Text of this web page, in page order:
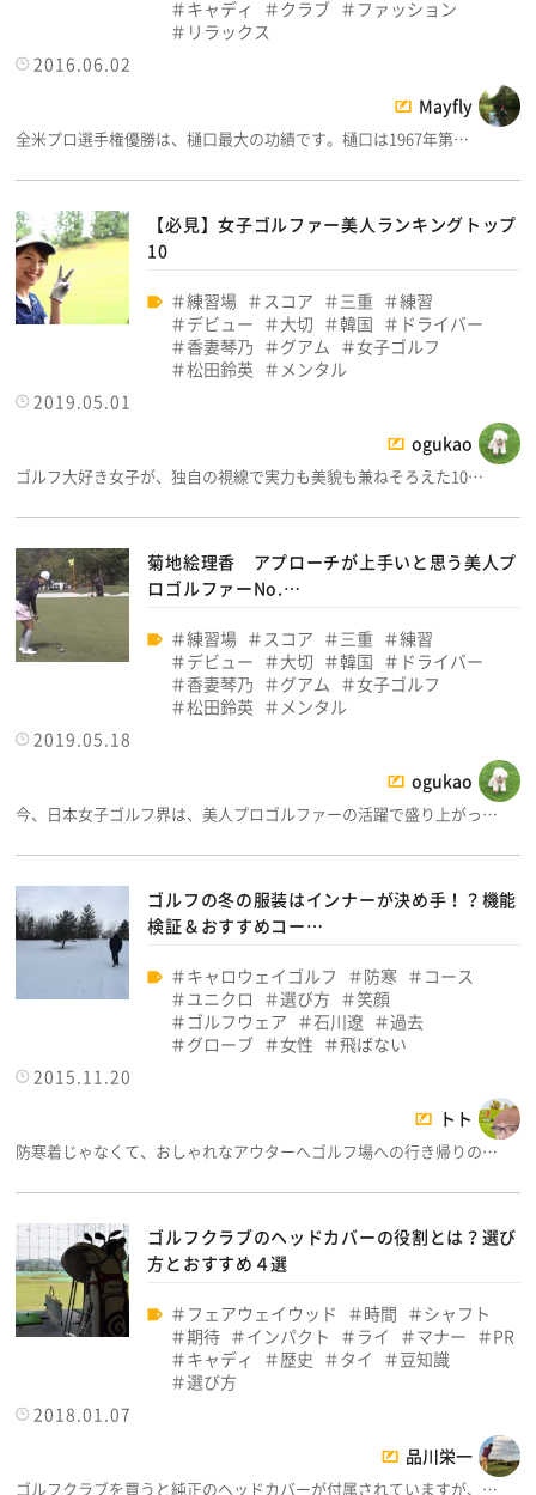
キャディ クラブ
ファッション
リラックス
2016.06.02
Mayfly
全米プロ選手権優勝は、樋口最大の功績です。樋口は1967年第…
【必見】女子ゴルファー美人ランキングトップ
10
練習場 スコア 三重
練習
デビュー
大切 韓国
ドライバー
香妻琴乃
グアム
女子ゴルフ
松田鈴英
メンタル
2019.05.01
ogukao
ゴルフ大好き女子が、独自の視線で実力も美貌も兼ねそろえた10…
菊地絵理香 アプローチが上手いと思う美人プ
ロゴルファーNo.…
練習場 スコア 三重
練習
デビュー
大切 韓国
ドライバー
香妻琴乃
グアム
女子ゴルフ
松田鈴英
メンタル
2019.05.18
ogukao
今、日本女子ゴルフ界は、美人プロゴルファーの活躍で盛り上がっ…
ゴルフの冬の服装はインナーが決め手！？機能
検証＆おすすめコー…
キャロウェイゴルフ 防寒
コース
ユニクロ
選び方
笑顔
ゴルフウェア
石川遼
過去
グローブ
女性
飛ばない
2015.11.20
トト
防寒着じゃなくて、おしゃれなアウターへゴルフ場への行き帰りの…
ゴルフクラブのヘッドカバーの役割とは？選び
方とおすすめ４選
フェアウェイウッド 時間
シャフト
期待
インパクト ライ マナー
PR
キャディ
歴史 タイ
豆知識
選び方
2018.01.07
品川栄一
ゴルフクラブを買うと純正のヘッドカバーが付属されていますが、…